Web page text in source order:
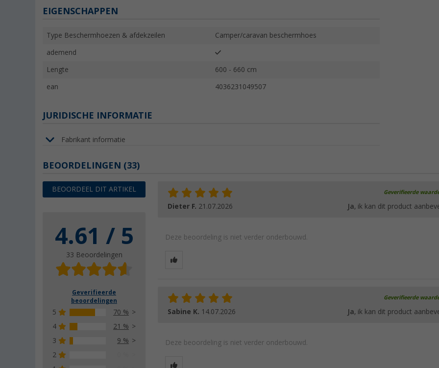
EIGENSCHAPPEN
Type Beschermhoezen & afdekzeilen Camper/caravan beschermhoes
ademend
Lengte 600 - 660 cm
ean 4036231049507
JURIDISCHE INFORMATIE
Fabrikant informatie
BEOORDELINGEN (33)
BEOORDEEL DIT ARTIKEL
4.61 / 5
33 Beoordelingen
Geverifieerde
beoordelingen
5
70 %
4
21 %
3
9 %
2
Geverifieerde
Dieter F. 21.07.2026 Ja, ik kan dit product
Deze beoordeling is niet verder onderbouwd.
Geverifieerde
Sabine K. 14.07.2026 Ja, ik kan dit product
Deze beoordeling is niet verder onderbouwd.